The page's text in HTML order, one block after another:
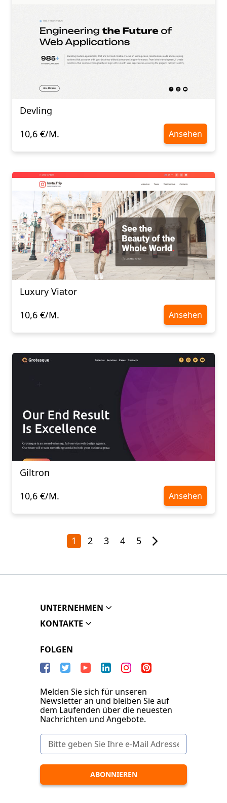
Devling
10,6 €/M.
Ansehen
Luxury Viator
10,6 €/M.
Ansehen
Giltron
10,6 €/M.
Ansehen
1 2 3 4 5
UNTERNEHMEN
KONTAKTE
FOLGEN
Melden Sie sich für unseren
Newsletter an und bleiben Sie auf
dem Laufenden über die neuesten
Nachrichten und Angebote.